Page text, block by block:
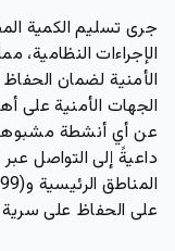
جرى تسليم الكمية
الإجراءات النظامية،
الأمنية لضمان
الجهات الأمنية على
عن أي أنشطة مشبوهة
على الحفاظ على سرية